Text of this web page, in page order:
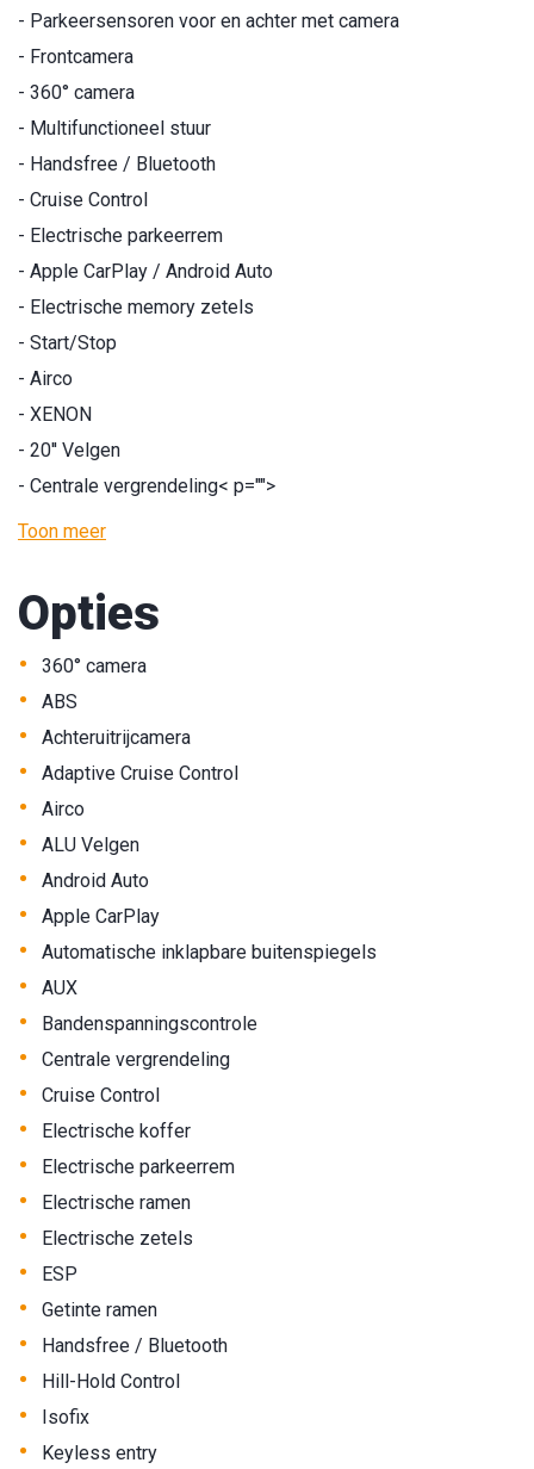
- Parkeersensoren voor en achter met camera
- Frontcamera
- 360° camera
- Multifunctioneel stuur
- Handsfree / Bluetooth
- Cruise Control
- Electrische parkeerrem
- Apple CarPlay / Android Auto
- Electrische memory zetels
- Start/Stop
- Airco
- XENON
- 20'' Velgen
- Centrale vergrendeling< p="">
Toon meer
Opties
• 360° camera
• ABS
• Achteruitrijcamera
• Adaptive Cruise Control
• Airco
• ALU Velgen
• Android Auto
• Apple CarPlay
• Automatische inklapbare buitenspiegels
• AUX
• Bandenspanningscontrole
• Centrale vergrendeling
• Cruise Control
• Electrische koffer
• Electrische parkeerrem
• Electrische ramen
• Electrische zetels
• ESP
• Getinte ramen
• Handsfree / Bluetooth
• Hill-Hold Control
• Isofix
• Keyless entry